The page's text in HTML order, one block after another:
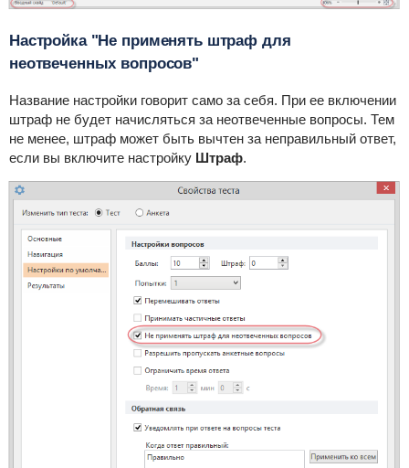
Настройка "Не применять штраф для
неотвеченных вопросов"
Название настройки говорит само за себя. При ее включении
штраф не будет начисляться за неотвеченные вопросы. Тем
не менее, штраф может быть вычтен за неправильный ответ,
если вы включите настройку Штраф.